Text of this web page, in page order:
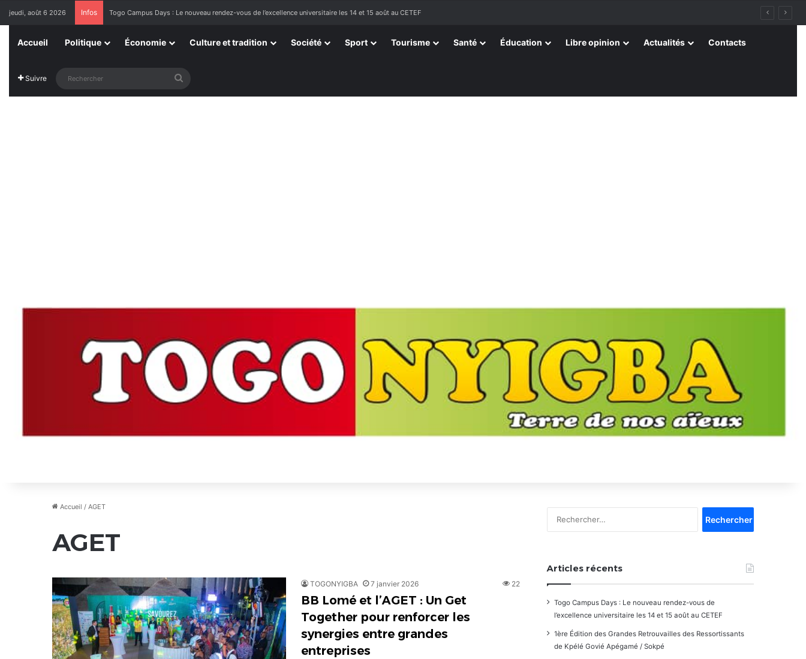
jeudi, août 6 2026 Infos 1ère Édition des Grandes Retrouvailles des Ressortissants de Kpélé Govié Apégamé / Sokpé
Accueil Politique Économie Culture et tradition Société Sport Tourisme Santé Éducation Libre opinion Actualités Contacts
Suivre
Accueil / AGET
AGET
TOGONYIGBA 7 janvier 2026 22
BB Lomé et l’AGET : Un Get
Together pour renforcer les
synergies entre grandes
entreprises
Articles récents
Togo Campus Days : Le nouveau rendez-vous de
l’excellence universitaire les 14 et 15 août au CETEF
1ère Édition des Grandes Retrouvailles des Ressortissants
de Kpélé Govié Apégamé / Sokpé